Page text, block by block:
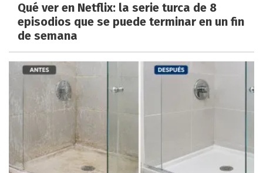
Qué ver en Netflix: la serie turca de 8
episodios que se puede terminar en un fin
de semana